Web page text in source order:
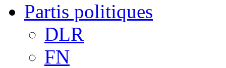
Partis politiques
DLR
FN